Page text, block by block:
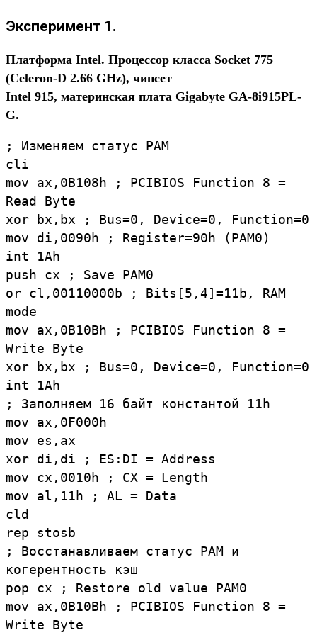
Эксперимент 1.
Платформа Intel. Процессор класса Socket 775
(Celeron-D 2.66 GHz), чипсет
Intel 915, материнская плата Gigabyte GA-8i915PL-
G.
; Изменяем статус PAM
cli
mov ax,0B108h ; PCIBIOS Function 8 =
Read Byte
xor bx,bx ; Bus=0, Device=0, Function=0
mov di,0090h ; Register=90h (PAM0)
int 1Ah
push cx ; Save PAM0
or cl,00110000b ; Bits[5,4]=11b, RAM
mode
mov ax,0B10Bh ; PCIBIOS Function 8 =
Write Byte
xor bx,bx ; Bus=0, Device=0, Function=0
int 1Ah
; Заполняем 16 байт константой 11h
mov ax,0F000h
mov es,ax
xor di,di ; ES:DI = Address
mov cx,0010h ; CX = Length
mov al,11h ; AL = Data
cld
rep stosb
; Восстанавливаем статус PAM и
когерентность кэш
pop cx ; Restore old value PAM0
mov ax,0B10Bh ; PCIBIOS Function 8 =
Write Byte